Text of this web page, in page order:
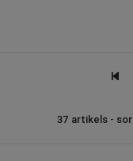
37 artikels -